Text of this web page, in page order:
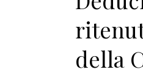
della